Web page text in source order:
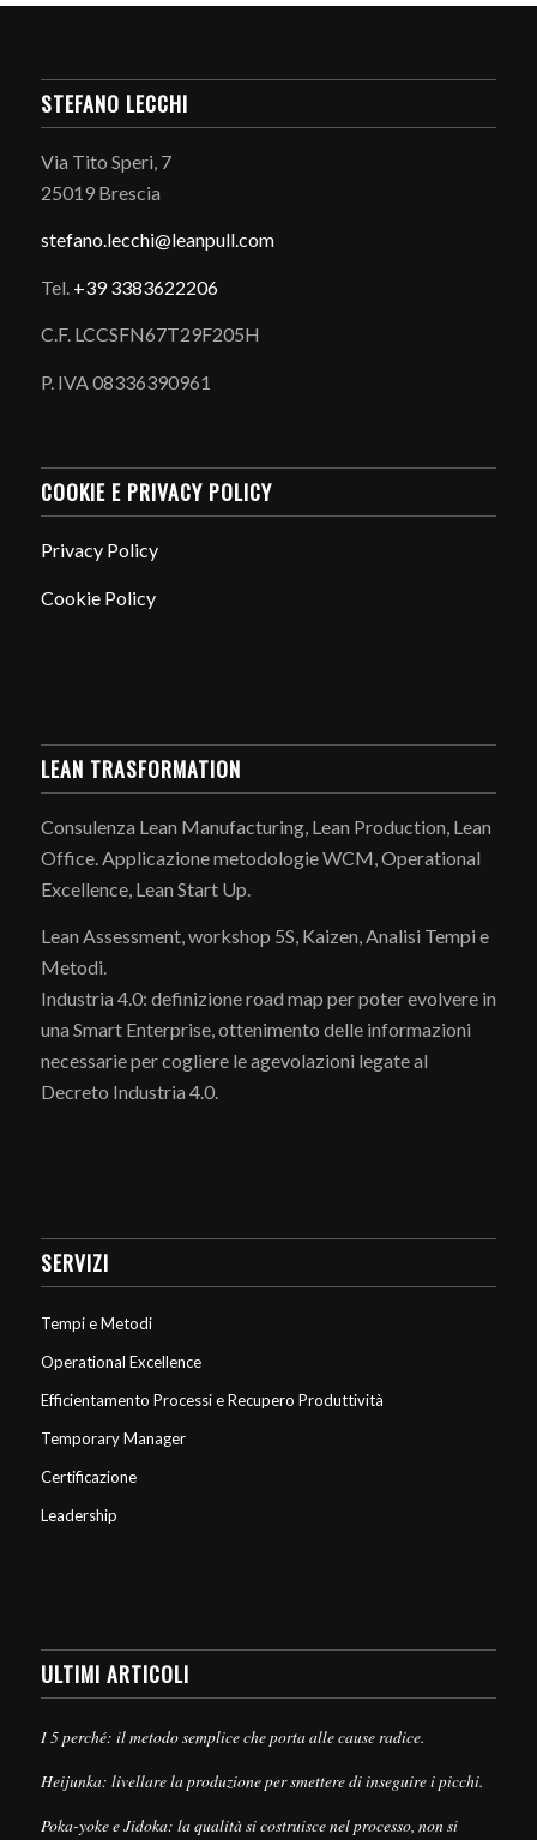
STEFANO LECCHI
Via Tito Speri, 7
25019 Brescia
stefano.lecchi@leanpull.com
Tel. +39 3383622206
C.F. LCCSFN67T29F205H
P. IVA 08336390961
COOKIE E PRIVACY POLICY
Privacy Policy
Cookie Policy
LEAN TRASFORMATION
Consulenza Lean Manufacturing, Lean Production, Lean
Office. Applicazione metodologie WCM, Operational
Excellence, Lean Start Up.
Lean Assessment, workshop 5S, Kaizen, Analisi Tempi e
Metodi.
Industria 4.0: definizione road map per poter evolvere in
una Smart Enterprise, ottenimento delle informazioni
necessarie per cogliere le agevolazioni legate al
Decreto Industria 4.0.
SERVIZI
Tempi e Metodi
Operational Excellence
Efficientamento Processi e Recupero Produttività
Temporary Manager
Certificazione
Leadership
ULTIMI ARTICOLI
I 5 perché: il metodo semplice che porta alle cause radice.
Heijunka: livellare la produzione per smettere di inseguire i picchi.
Poka-yoke e Jidoka: la qualità si costruisce nel processo, non si